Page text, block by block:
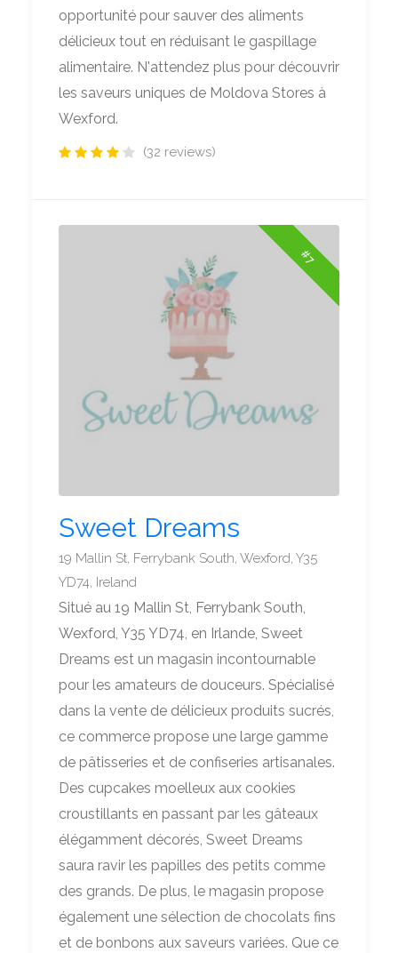
opportunité pour sauver des aliments
délicieux tout en réduisant le gaspillage
alimentaire. N'attendez plus pour découvrir
les saveurs uniques de Moldova Stores à
Wexford.
(32 reviews)
#7
Sweet Dreams
19 Mallin St, Ferrybank South, Wexford, Y35
YD74, Ireland
Situé au 19 Mallin St, Ferrybank South,
Wexford, Y35 YD74, en Irlande, Sweet
Dreams est un magasin incontournable
pour les amateurs de douceurs. Spécialisé
dans la vente de délicieux produits sucrés,
ce commerce propose une large gamme
de pâtisseries et de confiseries artisanales.
Des cupcakes moelleux aux cookies
croustillants en passant par les gâteaux
élégamment décorés, Sweet Dreams
saura ravir les papilles des petits comme
des grands. De plus, le magasin propose
également une sélection de chocolats fins
et de bonbons aux saveurs variées. Que ce